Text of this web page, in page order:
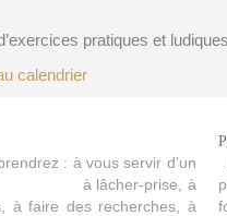
pratiques et
calendrier
: à vous servir d’un
prise, à
à faire des recherches, à